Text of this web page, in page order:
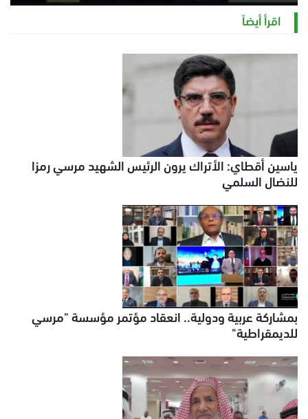
السبت 8 أغسطس 2026 11:21 ص
اقرأ أيضاً
ياسين أقطاي: الأتراك يرون الرئيس الشهيد مرسي رمزا
للنضال السلمي
بمشاركة عربية ودولية.. انعقاد مؤتمر مؤسسة "مرسي
للديمقراطية"